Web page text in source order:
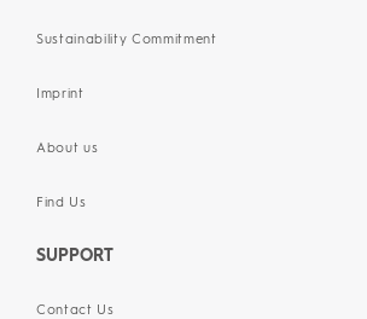
Sustainability Commitment
Imprint
About us
Find Us
SUPPORT
Contact Us